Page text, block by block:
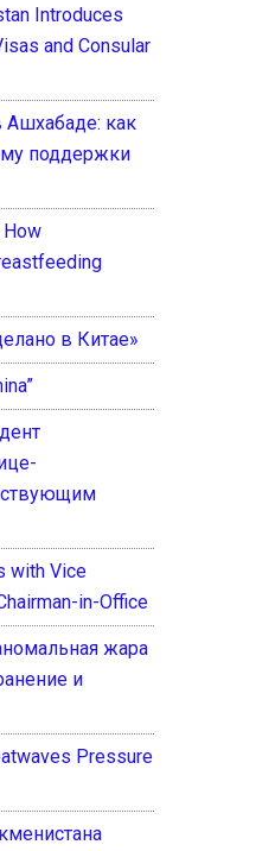
Introduces
and Consular
Ашхабаде: как
поддержки
How
в Китае»
with Vice
in-Office
жара
и
Pressure